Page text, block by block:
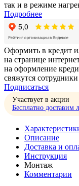
так и в режиме
Подробнее
Оформить в кредит
на странице
на оформление
свяжутся
Подписаться
Участвует в акции
Бесплатно доставим
Описание
Доставка и
Инструкция
Монтаж
Комментарии